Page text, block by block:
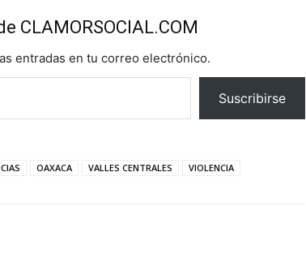
CLAMORSOCIAL.COM
entradas en tu correo electrónico.
Suscribirse
OAXACA VALLES CENTRALES VIOLENCIA